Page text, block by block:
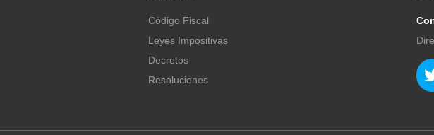
Código Fiscal
Leyes Impositivas
Decretos
Resoluciones